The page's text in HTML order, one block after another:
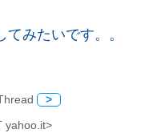
みたいです。。
>
yahoo.it>